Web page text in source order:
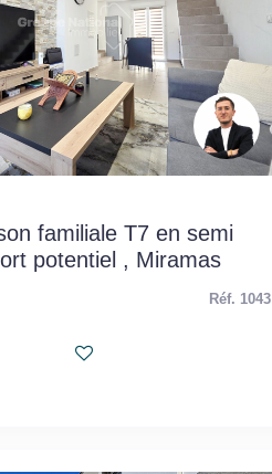
familiale T7 en semi
potentiel , Miramas
Réf. 1043